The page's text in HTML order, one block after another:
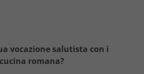
vocazione salutista con i
romana?